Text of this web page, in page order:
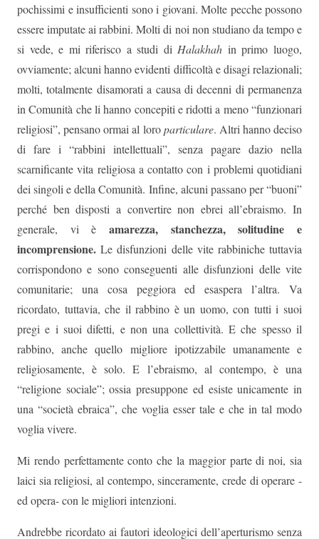
pochissimi e insufficienti sono i giovani. Molte pecche possono
essere imputate ai rabbini. Molti di noi non studiano da tempo e
si vede, e mi riferisco a studi di Halakhah in primo luogo,
ovviamente; alcuni hanno evidenti difficoltà e disagi relazionali;
molti, totalmente disamorati a causa di decenni di permanenza
in Comunità che li hanno concepiti e ridotti a meno “funzionari
religiosi”, pensano ormai al loroparticulare. Altri hanno deciso
di fare i “rabbini intellettuali”, senza pagare dazio nella
scarnificante vita religiosa a contatto con i problemi quotidiani
dei singoli e della Comunità. Infine, alcuni passano per “buoni”
perché ben disposti a convertire non ebrei all’ebraismo. In
generale, vi è amarezza, stanchezza, solitudine e
incomprensione. Le disfunzioni delle vite rabbiniche tuttavia
corrispondono e sono conseguenti alle disfunzioni delle vite
comunitarie; una cosa peggiora ed esaspera l’altra. Va
ricordato, tuttavia, che il rabbino è un uomo, con tutti i suoi
pregi e i suoi difetti, e non una collettività. E che spesso il
rabbino, anche quello migliore ipotizzabile umanamente e
religiosamente, è solo. E l’ebraismo, al contempo, è una
“religione sociale”; ossia presuppone ed esiste unicamente in
una “società ebraica”, che voglia esser tale e che in tal modo
voglia vivere.
Mi rendo perfettamente conto che la maggior parte di noi, sia
laici sia religiosi, al contempo, sinceramente, crede di operare -
ed opera- con le migliori intenzioni.
Andrebbe ricordato ai fautori ideologici dell’aperturismo senza